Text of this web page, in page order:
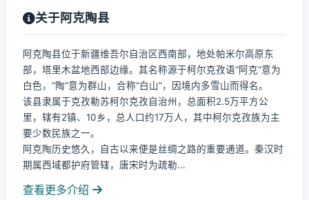
关于阿克陶县
阿克陶县位于新疆维吾尔自治区西南部，地处帕米尔高原东
部，塔里木盆地西部边缘。其名称源于柯尔克孜语“阿克”意为
白色，“陶”意为群山，合称“白山”，因境内多雪山而得名。
该县隶属于克孜勒苏柯尔克孜自治州，总面积2.5万平方公
里，辖有2镇、10乡，总人口约17万人，其中柯尔克孜族为主
要少数民族之一。
阿克陶历史悠久，自古以来便是丝绸之路的重要通道。秦汉时
期属西域都护府管辖，唐宋时为疏勒...
查看更多介绍